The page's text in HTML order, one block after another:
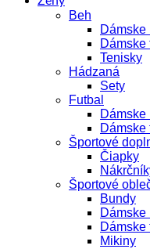
Beh
Dámske
Tenisky
Hádzaná
Sety
Futbal
Dámske
Športové
Čiapky
Športové
Bundy
Dámske
Dámske
Mikiny